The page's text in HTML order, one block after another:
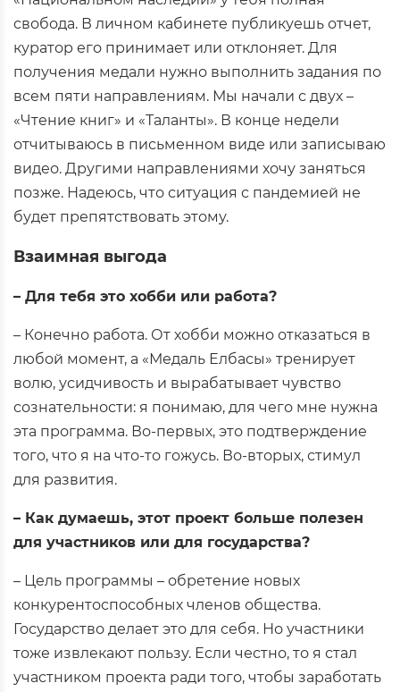
свобода. В личном кабинете публикуешь отчет,
куратор его принимает или отклоняет. Для
получения медали нужно выполнить задания по
всем пяти направлениям. Мы начали с двух –
«Чтение книг» и «Таланты». В конце недели
отчитываюсь в письменном виде или записываю
видео. Другими направлениями хочу заняться
позже. Надеюсь, что ситуация с пандемией не
будет препятствовать этому.
Взаимная выгода
– Для тебя это хобби или работа?
– Конечно работа. От хобби можно отказаться в
любой момент, а «Медаль Елбасы» тренирует
волю, усидчивость и вырабатывает чувство
сознательности: я понимаю, для чего мне нужна
эта программа. Во-первых, это подтверждение
того, что я на что-то гожусь. Во-вторых, стимул
для развития.
– Как думаешь, этот проект больше полезен
для участников или для государства?
– Цель программы – обретение новых
конкурентоспособных членов общества.
Государство делает это для себя. Но участники
тоже извлекают пользу. Если честно, то я стал
участником проекта ради того, чтобы заработать